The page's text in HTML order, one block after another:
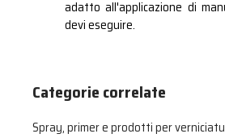
adatto all'applicazione di
devi eseguire.
Categorie correlate
Spray, primer e prodotti per